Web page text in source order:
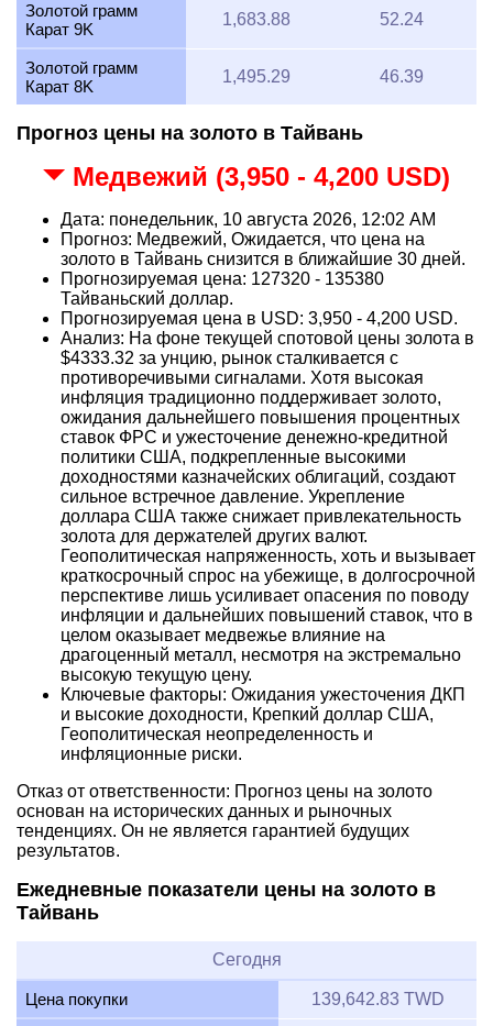
Золотой грамм
Карат 9K
1,683.88 52.24
Золотой грамм
Карат 8K
1,495.29 46.39
Прогноз цены на золото в Тайвань
Медвежий (3,950 - 4,200 USD)
Дата: понедельник, 10 августа 2026, 12:02 AM
Прогноз: Медвежий, Ожидается, что цена на
золото в Тайвань снизится в ближайшие 30 дней.
Прогнозируемая цена: 127320 - 135380
Тайваньский доллар.
Прогнозируемая цена в USD: 3,950 - 4,200 USD.
Анализ: На фоне текущей спотовой цены золота в
$4333.32 за унцию, рынок сталкивается с
противоречивыми сигналами. Хотя высокая
инфляция традиционно поддерживает золото,
ожидания дальнейшего повышения процентных
ставок ФРС и ужесточение денежно-кредитной
политики США, подкрепленные высокими
доходностями казначейских облигаций, создают
сильное встречное давление. Укрепление
доллара США также снижает привлекательность
золота для держателей других валют.
Геополитическая напряженность, хоть и вызывает
краткосрочный спрос на убежище, в долгосрочной
перспективе лишь усиливает опасения по поводу
инфляции и дальнейших повышений ставок, что в
целом оказывает медвежье влияние на
драгоценный металл, несмотря на экстремально
высокую текущую цену.
Ключевые факторы: Ожидания ужесточения ДКП
и высокие доходности, Крепкий доллар США,
Геополитическая неопределенность и
инфляционные риски.
Отказ от ответственности: Прогноз цены на золото
основан на исторических данных и рыночных
тенденциях. Он не является гарантией будущих
результатов.
Ежедневные показатели цены на золото в
Тайвань
Сегодня
Цена покупки 139,642.83 TWD